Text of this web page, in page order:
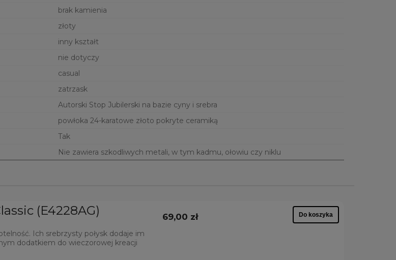
brak kamienia
złoty
inny kształt
nie dotyczy
casual
zatrzask
Autorski Stop Jubilerski na bazie cyny i srebra
powłoka 24-karatowe złoto pokryte ceramiką
Tak
Nie zawiera szkodliwych metali, w tym kadmu, ołowiu czy niklu
(E4228AG)
Ich srebrzysty połysk dodaje im
dodatkiem do wieczorowej kreacji
69,00 zł Do koszyka